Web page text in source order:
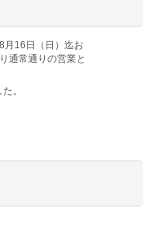
16日（日）迄お
通常通りの営業と
。